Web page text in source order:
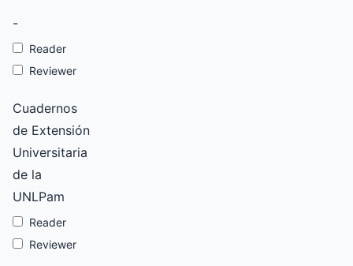
-
Reader
Reviewer
Cuadernos
de Extensión
Universitaria
de la
UNLPam
Reader
Reviewer